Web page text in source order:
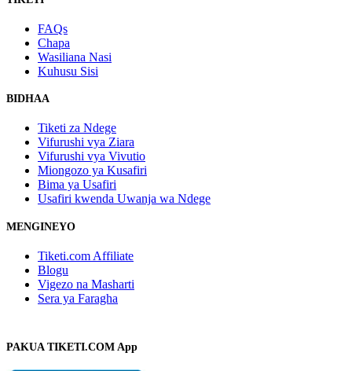
FAQs
Chapa
Wasiliana Nasi
Kuhusu Sisi
BIDHAA
Tiketi za Ndege
Vifurushi vya Ziara
Vifurushi vya Vivutio
Miongozo ya Kusafiri
Bima ya Usafiri
Usafiri kwenda Uwanja wa Ndege
MENGINEYO
Tiketi.com Affiliate
Blogu
Vigezo na Masharti
Sera ya Faragha
PAKUA TIKETI.COM App